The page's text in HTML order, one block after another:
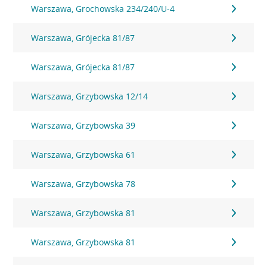
Warszawa, Grochowska 234/240/U-4
Warszawa, Grójecka 81/87
Warszawa, Grójecka 81/87
Warszawa, Grzybowska 12/14
Warszawa, Grzybowska 39
Warszawa, Grzybowska 61
Warszawa, Grzybowska 78
Warszawa, Grzybowska 81
Warszawa, Grzybowska 81